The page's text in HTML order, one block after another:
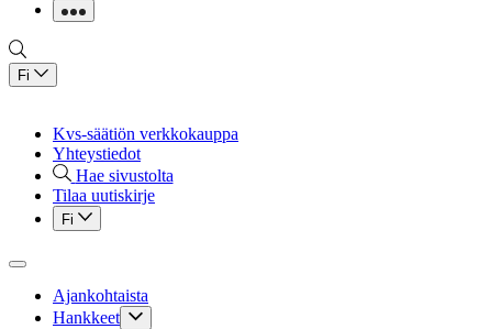
Fi
Kvs-säätiön verkkokauppa
Yhteystiedot
Hae sivustolta
Tilaa uutiskirje
Fi
Ajankohtaista
Hankkeet